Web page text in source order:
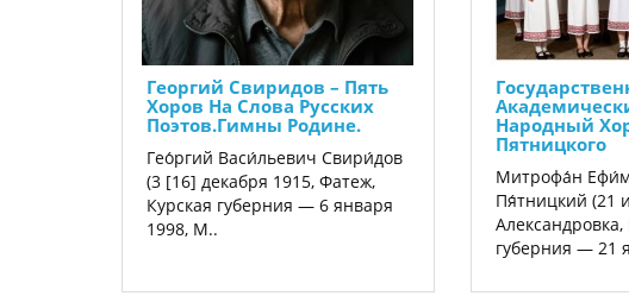
Георгий Свиридов ‎– Пять
Хоров На Слова Русских
Поэтов.Гимны Родине.
Гео́ргий Васи́льевич Свири́дов
(3 [16] декабря 1915, Фатеж,
Курская губерния — 6 января
1998, М..
Народный
Пятницкого
Митрофа́н
Пя́тницкий (21
губерния — 21